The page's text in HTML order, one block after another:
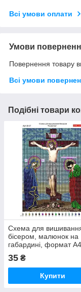
Всі умови оплати
Умови
Повернення товару
Всі умови
Подібні товари
Схема для
бісером, малюнок на
габардині, формат А4
35 ₴
Купити